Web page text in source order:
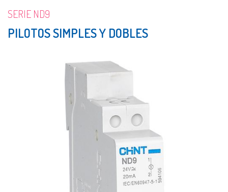
SERIE ND9
PILOTOS SIMPLES Y DOBLES